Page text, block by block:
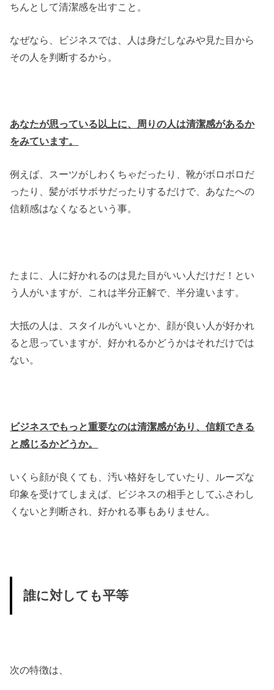
ちんとして清潔感を出すこと。
なぜなら、ビジネスでは、人は身だしなみや見た目から
その人を判断するから。
あなたが思っている以上に、周りの人は清潔感があるか
をみています。
例えば、スーツがしわくちゃだったり、靴がボロボロだ
ったり、髪がボサボサだったりするだけで、あなたへの
信頼感はなくなるという事。
たまに、人に好かれるのは見た目がいい人だけだ！とい
う人がいますが、これは半分正解で、半分違います。
大抵の人は、スタイルがいいとか、顔が良い人が好かれ
ると思っていますが、好かれるかどうかはそれだけでは
ない。
ビジネスでもっと重要なのは清潔感があり、信頼できる
と感じるかどうか。
いくら顔が良くても、汚い格好をしていたり、ルーズな
印象を受けてしまえば、ビジネスの相手としてふさわし
くないと判断され、好かれる事もありません。
誰に対しても平等
次の特徴は、